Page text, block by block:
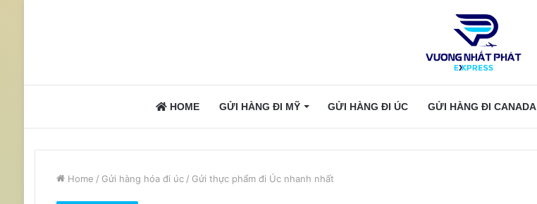
HOME GỬI HÀNG ĐI MỸ GỬI HÀNG ĐI ÚC GỬI HÀNG ĐI CANADA
Home / Gửi hàng hóa đi úc / Gửi thực phẩm đi Úc nhanh nhất